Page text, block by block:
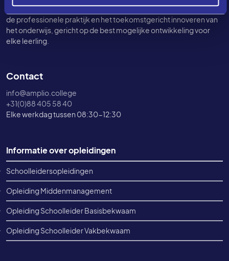
Gespecialiseerd in maatwerk-opleidingstrajecten, het leren in
de professionele praktijk en het toekomstgericht innoveren van
het onderwijs, gericht op de best mogelijke ontwikkeling voor
elke leerling.
Contact
info@amplio.college
+31(0)88 405 58 40
Elke werkdag tussen 08:30-12:30
Footer informatie
Informatie over opleidingen
Schoolleidersopleidingen
Opleiding Middenmanagement
Opleiding Schoolleider Basisbekwaam
Opleiding Schoolleider Vakbekwaam